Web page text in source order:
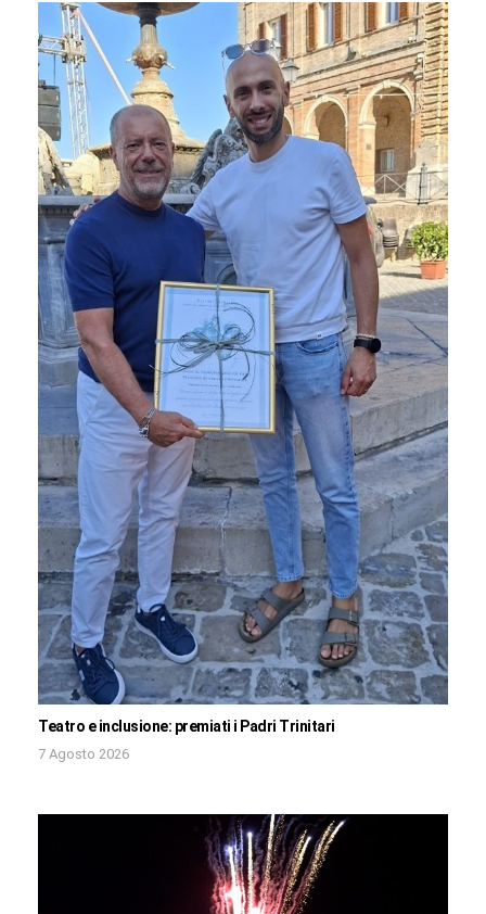
Teatro e inclusione: premiati i Padri Trinitari
7 Agosto 2026